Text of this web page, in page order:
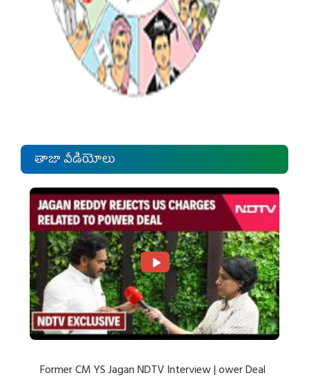
తాజా వీడియోలు
Former CM YS Jagan NDTV Interview | ower Deal